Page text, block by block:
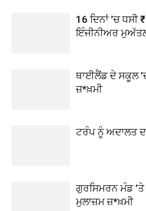
16 ਦਿਨਾਂ ’ਚ
ਇੰਜੀਨੀਅਰ
ਥਾਈਲੈਂਡ ਦੇ ਸਕੂਲ
ਜ਼*ਖ਼ਮੀ
ਟਰੰਪ ਨੂੰ ਅਦਾਲਤ
ਗੁਰਸਿਮਰਨ ਮੰਡ
ਮੁਲਾਜ਼ਮ ਜ਼*ਖ਼ਮੀ